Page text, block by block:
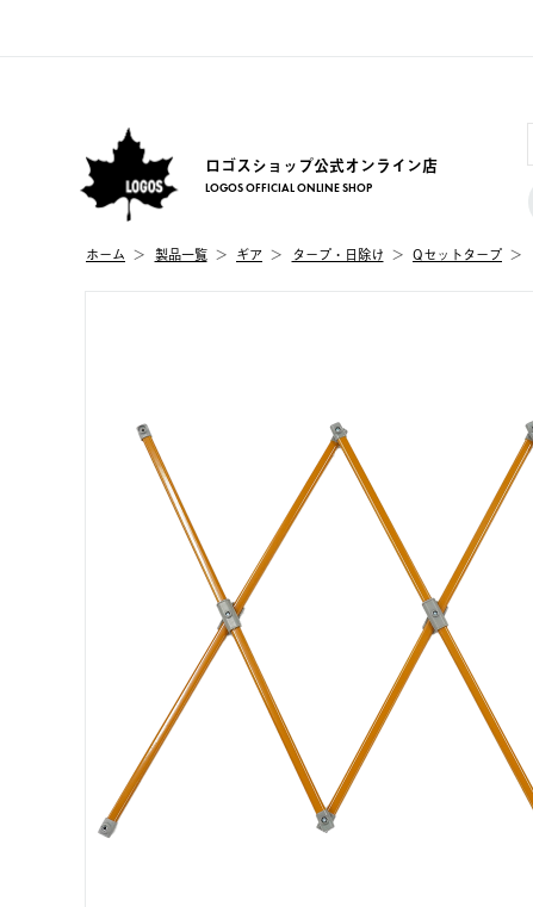
ロゴスショップ公式オンライン店
LOGOS OFFICIAL ONLINE SHOP
ホーム 製品⼀覧 ギア タープ・日除け Qセットタープ